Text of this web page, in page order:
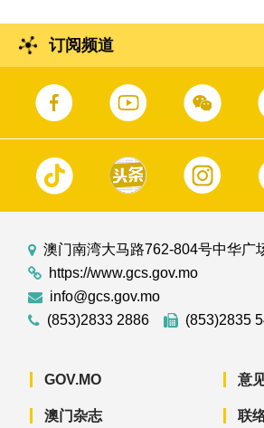
订阅频道
澳门南湾大马路762-804号中华广
https://www.gcs.gov.mo
info@gcs.gov.mo
(853)2833 2886
(853)2835
GOV.MO
澳门杂志
意
联